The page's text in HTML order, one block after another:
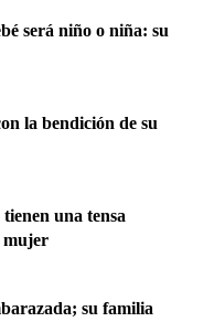
será niño o niña: su
la bendición de su
una tensa
mujer
su familia